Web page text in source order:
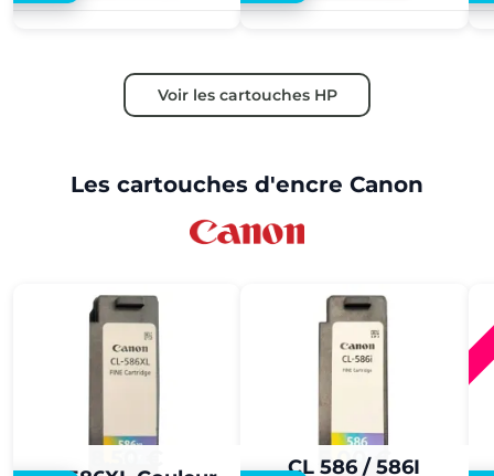
Voir les cartouches HP
Les cartouches d'encre Canon
CL 586 / 586I
5,00 €